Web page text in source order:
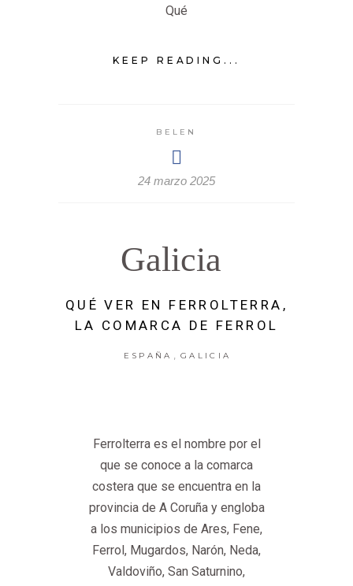
Qué
KEEP READING...
BELEN
24 marzo 2025
Galicia
QUÉ VER EN FERROLTERRA,
LA COMARCA DE FERROL
ESPAÑA GALICIA
Ferrolterra es el nombre por el
que se conoce a la comarca
costera que se encuentra en la
provincia de A Coruña y engloba
a los municipios de Ares, Fene,
Ferrol, Mugardos, Narón, Neda,
Valdoviño, San Saturnino,